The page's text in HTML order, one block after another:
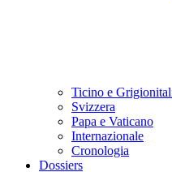
Ticino e
Svizzera
Papa e Vaticano
Internazionale
Cronologia
Dossiers